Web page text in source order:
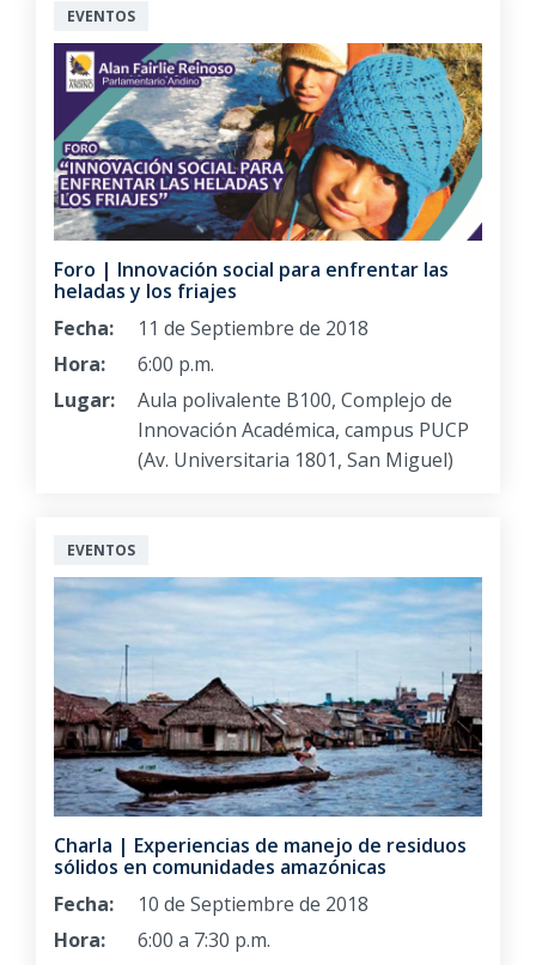
EVENTOS
Foro | Innovación social para enfrentar las
heladas y los friajes
Fecha:
11 de Septiembre de 2018
Hora:
6:00 p.m.
Lugar:
Aula polivalente B100, Complejo de
Innovación Académica, campus PUCP
(Av. Universitaria 1801, San Miguel)
EVENTOS
Charla | Experiencias de manejo de residuos
sólidos en comunidades amazónicas
Fecha:
10 de Septiembre de 2018
Hora:
6:00 a 7:30 p.m.